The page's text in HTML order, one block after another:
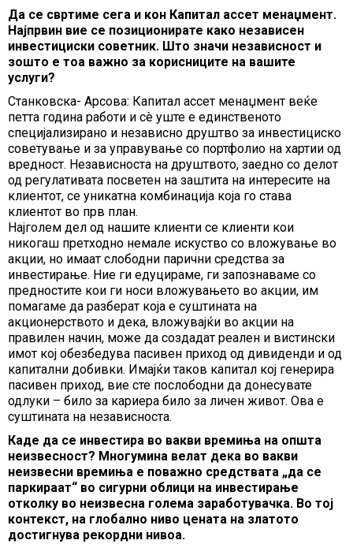
Да се свртиме сега и кон Капитал ассет менаџмент.
Најпрвин вие се позиционирате како независен
инвестициски советник. Што значи независност и
зошто е тоа важно за корисниците на вашите
услуги?
Станковска- Арсова: Капитал ассет менаџмент веќе
петта година работи и сè уште е единственото
специјализирано и независно друштво за инвестициско
советување и за управување со портфолио на хартии од
вредност. Независноста на друштвото, заедно со делот
од регулативата посветен на заштита на интересите на
клиентот, се уникатна комбинација која го става
клиентот во прв план.
Најголем дел од нашите клиенти се клиенти кои
никогаш претходно немале искуство со вложување во
акции, но имаат слободни парични средства за
инвестирање. Ние ги едуцираме, ги запознаваме со
предностите кои ги носи вложувањето во акции, им
помагаме да разберат која е суштината на
акционерството и дека, вложувајќи во акции на
правилен начин, може да создадат реален и вистински
имот кој обезбедува пасивен приход од дивиденди и од
капитални добивки. Имајќи таков капитал кој генерира
пасивен приход, вие сте послободни да донесувате
одлуки – било за кариера било за личен живот. Ова е
суштината на независноста.
Каде да се инвестира во вакви времиња на општа
неизвесност? Многумина велат дека во вакви
неизвесни времиња е поважно средствата „да се
паркираат“ во сигурни облици на инвестирање
отколку во неизвесна голема заработувачка. Во тој
контекст, на глобално ниво цената на златото
достигнува рекордни нивоа.